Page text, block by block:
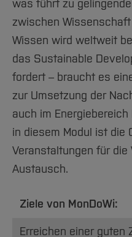
was führt zu
zwischen
Wissen wird weltweit
das Sustainable
fordert – braucht es
zur Umsetzung der
auch im
in diesem Modul ist die
Veranstaltungen für die
Austausch.
Ziele von MonDoWi:
Erreichen einer guten